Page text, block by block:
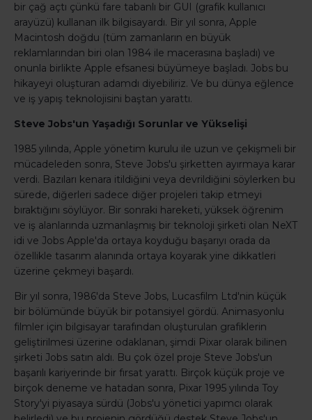
bir çağ açtı çünkü fare tabanlı bir GUI (grafik kullanıcı
arayüzü) kullanan ilk bilgisayardı. Bir yıl sonra, Apple
Macintosh doğdu (tüm zamanların en büyük
reklamlarından biri olan 1984 ile macerasına başladı) ve
onunla birlikte Apple efsanesi büyümeye başladı. Jobs bu
hikayeyi oluşturan adamdı diyebiliriz. Ve bu dünya eğlence
ve iş yapış teknolojisini baştan yarattı.
Steve Jobs'un Yaşadığı Sorunlar ve Yükselişi
1985 yılında, Apple yönetim kurulu ile uzun ve çekişmeli bir
mücadeleden sonra, Steve Jobs'u şirketten ayırmaya karar
verdi. Bazıları kenara itildiğini veya devrildiğini söylerken bu
sürede, diğerleri sadece diğer projeleri takip etmeyi
bıraktığını söylüyor. Bir sonraki hareketi, yüksek öğrenim
ve iş alanlarında uzmanlaşmış bir teknoloji şirketi olan NeXT
idi ve Jobs Apple'da ortaya koyduğu başarıyı orada da
özellikle tasarım alanında ortaya koyarak yine dikkatleri
üzerine çekmeyi başardı.
Bir yıl sonra, 1986'da Steve Jobs, Lucasfilm Ltd'nin küçük
bir bölümünde büyük bir potansiyel gördü. Animasyonlu
filmler için bilgisayar tarafından oluşturulan grafiklerin
geliştirilmesi üzerine odaklanan, şimdi Pixar olarak bilinen
şirketi Jobs satın aldı. Bu çok özel proje Steve Jobs'un
başarılı kariyerinde bir fırsat yarattı. Birçok küçük proje ve
birçok deneme ve hatadan sonra, Pixar 1995 yılında Toy
Story'yi piyasaya sürdü (Jobs'u yönetici yapımcı olarak